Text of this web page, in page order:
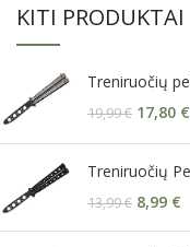
KITI PRODUKTAI
Treniruočių
19,99€ 17,80 €
Treniruočių
13,99€ 8,99 €